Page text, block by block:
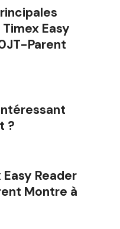
Easy
Parent
?
Reader
Montre à